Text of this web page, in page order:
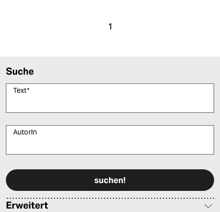
1
Suche
Text*
AutorIn
Erweitert